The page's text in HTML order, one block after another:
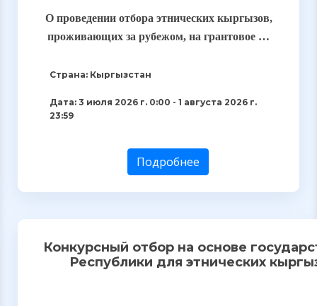
О проведении отбора этнических кыргызов,
проживающих за рубежом, на грантовое …
Страна: Кыргызстан
Дата: 3 июля 2026 г. 0:00 - 1 августа 2026 г.
23:59
Подробнее
Конкурсный отбор на основе
Республики для этнических